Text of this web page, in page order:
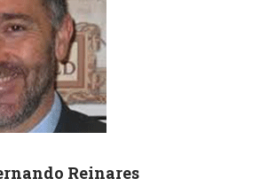
Reinares